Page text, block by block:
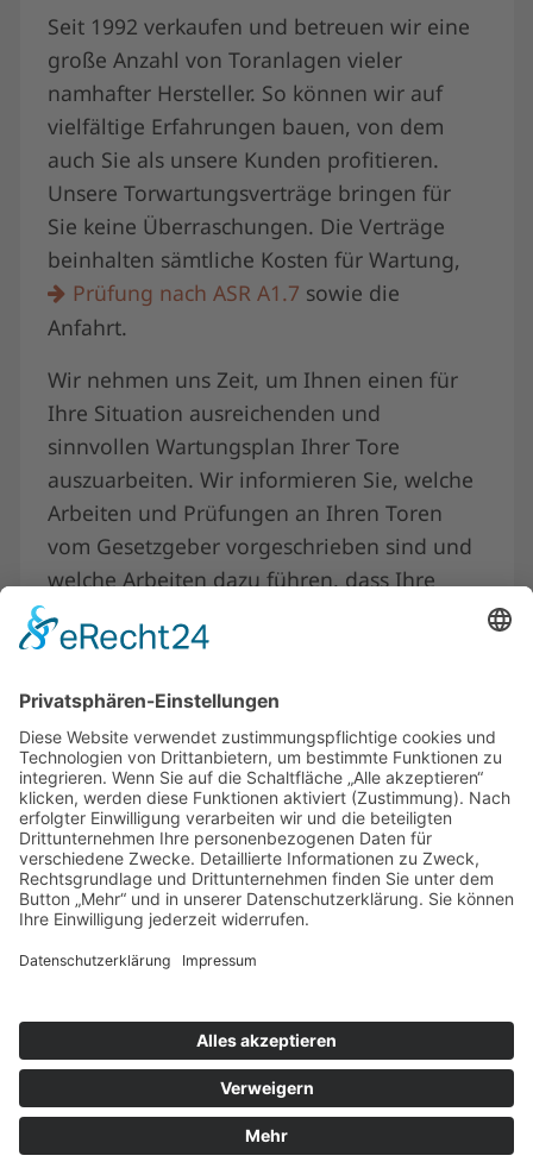
Seit 1992 verkaufen und betreuen wir eine
große Anzahl von Toranlagen vieler
namhafter Hersteller. So können wir auf
vielfältige Erfahrungen bauen, von dem
auch Sie als unsere Kunden profitieren.
Unsere Torwartungsverträge bringen für
Sie keine Überraschungen. Die Verträge
beinhalten sämtliche Kosten für Wartung,
Prüfung nach ASR A1.7 sowie die
Anfahrt.
Wir nehmen uns Zeit, um Ihnen einen für
Ihre Situation ausreichenden und
sinnvollen Wartungsplan Ihrer Tore
auszuarbeiten. Wir informieren Sie, welche
Arbeiten und Prüfungen an Ihren Toren
vom Gesetzgeber vorgeschrieben sind und
welche Arbeiten dazu führen, dass Ihre
Tore zum optimalen Betrieb Ihres
Unternehmens beitragen und Ihnen lange
WERTEC GmbH
Riedstraße 10
09117 Chemnitz
Telefon 0371 81499-14
tore@wertec.com
Information zur Barrierefreiheit
Cookie-Einstellungen